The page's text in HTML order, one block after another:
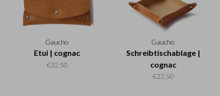
Gaucho
Etui | cognac
€32,50
Gaucho
Schreibtischablage |
cognac
€22,50